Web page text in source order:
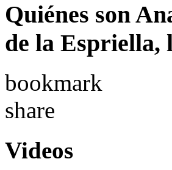
Quiénes son
de la Espriella,
bookmark
share
Videos